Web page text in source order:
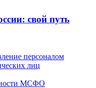
свой путь
персоналом
лиц
МСФО